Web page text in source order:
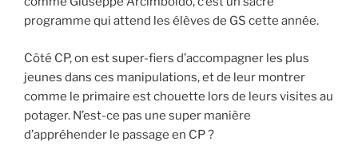
programme qui attend les élèves de GS cette année.
Côté CP, on est super-fiers d’accompagner les plus
jeunes dans ces manipulations, et de leur montrer
comme le primaire est chouette lors de leurs visites au
potager. N’est-ce pas une super manière
d’appréhender le passage en CP ?